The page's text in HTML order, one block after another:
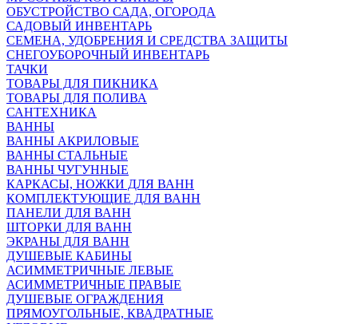
ОБУСТРОЙСТВО САДА, ОГОРОДА
САДОВЫЙ ИНВЕНТАРЬ
СЕМЕНА, УДОБРЕНИЯ И СРЕДСТВА ЗАЩИТЫ
СНЕГОУБОРОЧНЫЙ ИНВЕНТАРЬ
ТАЧКИ
ТОВАРЫ ДЛЯ ПИКНИКА
ТОВАРЫ ДЛЯ ПОЛИВА
САНТЕХНИКА
ВАННЫ
ВАННЫ АКРИЛОВЫЕ
ВАННЫ СТАЛЬНЫЕ
ВАННЫ ЧУГУННЫЕ
КАРКАСЫ, НОЖКИ ДЛЯ ВАНН
КОМПЛЕКТУЮЩИЕ ДЛЯ ВАНН
ПАНЕЛИ ДЛЯ ВАНН
ШТОРКИ ДЛЯ ВАНН
ЭКРАНЫ ДЛЯ ВАНН
ДУШЕВЫЕ КАБИНЫ
АСИММЕТРИЧНЫЕ ЛЕВЫЕ
АСИММЕТРИЧНЫЕ ПРАВЫЕ
ДУШЕВЫЕ ОГРАЖДЕНИЯ
ПРЯМОУГОЛЬНЫЕ, КВАДРАТНЫЕ